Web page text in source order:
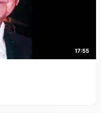
17:55